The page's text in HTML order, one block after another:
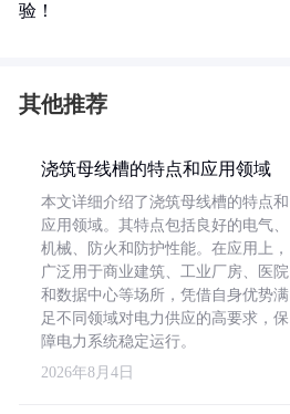
验！
其他推荐
浇筑母线槽的特点和应用领域
本文详细介绍了浇筑母线槽的特点和
应用领域。其特点包括良好的电气、
机械、防火和防护性能。在应用上，
广泛用于商业建筑、工业厂房、医院
和数据中心等场所，凭借自身优势满
足不同领域对电力供应的高要求，保
障电力系统稳定运行。
2026年8月4日